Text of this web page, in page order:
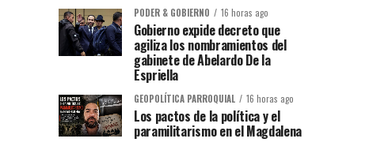
PODER & GOBIERNO 16 horas ago
Gobierno expide decreto que
agiliza los nombramientos del
gabinete de Abelardo De la
Espriella
GEOPOLÍTICA PARROQUIAL 16 horas ago
Los pactos de la política y el
paramilitarismo en el Magdalena